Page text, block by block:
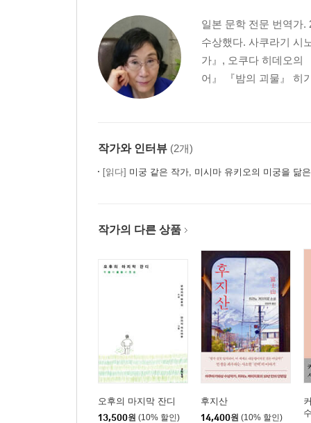
일본 문학 전문 번역가.
수상했다. 사쿠라기 시
가』, 오쿠다 히데오의
어』 『밤의 괴물』 히
작가와 인터뷰 (2개)
[읽다] 미궁 같은 작가, 미시마 유키오의 미궁을 닮
작가의 다른 상품
오후의 마지막 잔디
13,500원 (10% 할인)
후지산
14,400원 (10% 할인)